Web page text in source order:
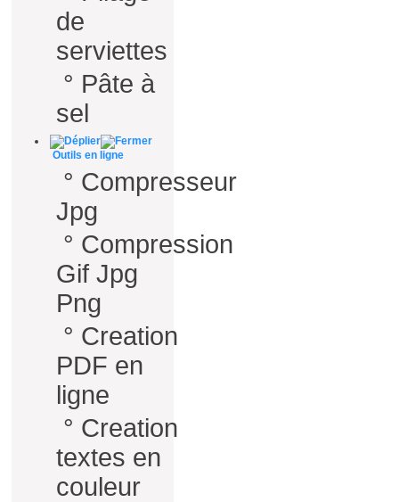
de
serviettes
° Pâte à
sel
Outils en ligne
° Compresseur
Jpg
° Compression
Gif Jpg
Png
° Creation
PDF en
ligne
° Creation
textes en
couleur